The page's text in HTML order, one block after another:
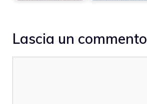
Lascia un commento